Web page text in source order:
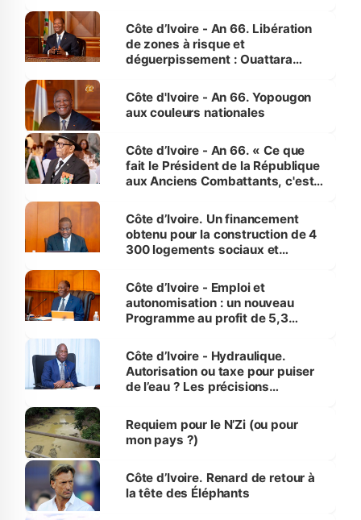
milieu des sinistrés
Côte d’Ivoire - An 66. Libération
de zones à risque et
déguerpissement : Ouattara
l'Etat de droit pour préserver les
vies humaines »
Côte d'Ivoire - An 66. Yopougon
aux couleurs nationales
Côte d’Ivoire - An 66. « Ce que
fait le Président de la République
aux Anciens Combattants, c'est
Côte d’Ivoire. Un financement
obtenu pour la construction de 4
300 logements sociaux et
et Yamoussoukro
Côte d’Ivoire - Emploi et
autonomisation : un nouveau
Programme au profit de 5,3
Côte d’Ivoire - Hydraulique.
Autorisation ou taxe pour puiser
de l’eau ? Les précisions
Requiem pour le N’Zi (ou pour
mon pays ?)
Côte d’Ivoire. Renard de retour à
la tête des Éléphants